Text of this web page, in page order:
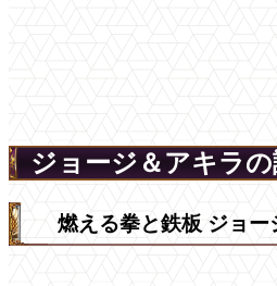
ジョージ＆アキラ
燃える拳と鉄板 ジョー